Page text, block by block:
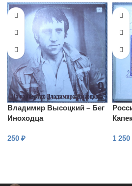
Владимир Высоцкий – Бег
Иноходца
250 ₽
–
1 250